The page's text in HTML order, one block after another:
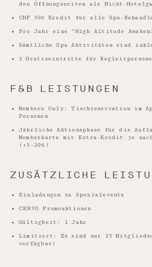
den Öffnungszeiten als Nicht-
CHF 500 Kredit für alle Spa-
Pro Jahr eine “High Altitude
Sämtliche Spa Aktivitäten sind
2 Gratiseintritte für
F&B LEISTUNGEN
Members Only: Tischreservation im
Personen
Jährliche Aktionsphase für die
Memberkarte mit Extra-Kredit je
(+5-20%)
ZUSÄTZLICHE
Einladungen zu Spezialevents
CERVO Promoaktionen
Gültigkeit: 1 Jahr
Limitiert: Es sind nur 25
verfügbar!